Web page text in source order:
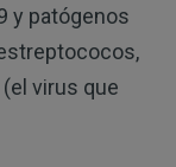
y patógenos
virus que